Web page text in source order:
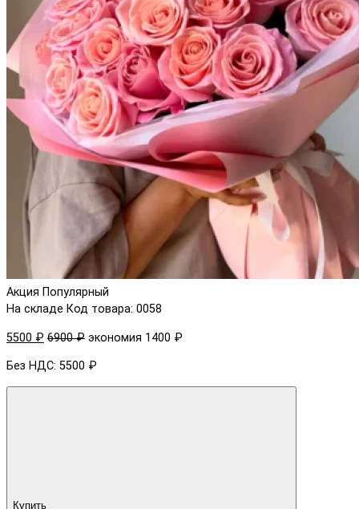
Акция Популярный
На складе Код товара: 0058
5500 ₽ 6900 ₽ экономия 1400 ₽
Без НДС: 5500 ₽
Купить